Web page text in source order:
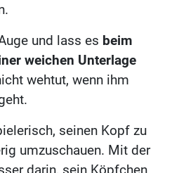
und lass es beim
weichen Unterlage
wehtut, wenn ihm
seinen Kopf zu
umzuschauen. Mit der
darin, sein Köpfchen